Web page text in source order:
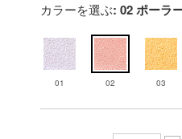
カラーを選ぶ: 02 ポーラ
01 02 03